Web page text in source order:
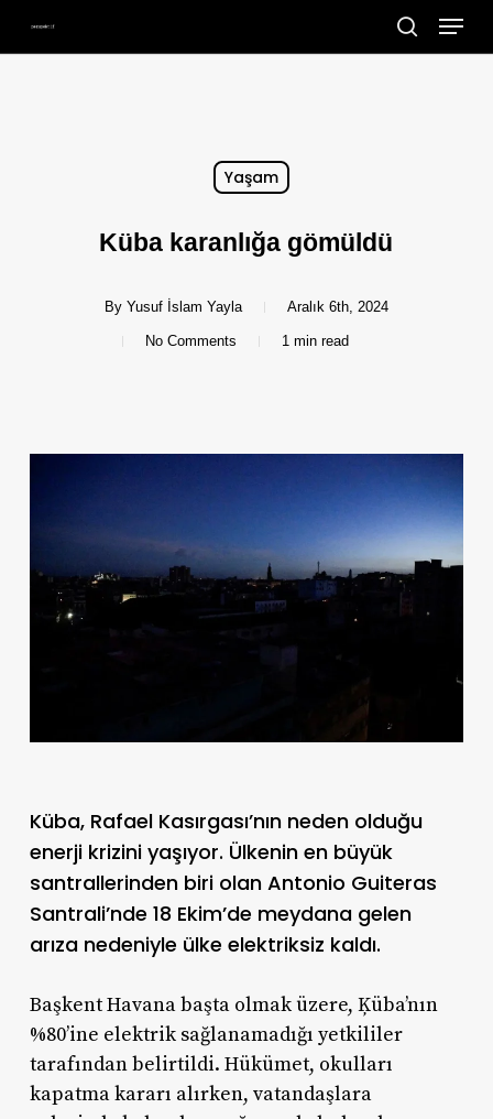
to
search
Menu
Yaşam
Küba karanlığa gömüldü
By Yusuf İslam Yayla Aralık 6th, 2024
No Comments 1 min read
Küba, Rafael Kasırgası’nın neden olduğu
enerji krizini yaşıyor. Ülkenin en büyük
santrallerinden biri olan Antonio Guiteras
Santrali’nde 18 Ekim’de meydana gelen
arıza nedeniyle ülke elektriksiz kaldı.
Başkent Havana başta olmak üzere, Ķüba’nın
%80’ine elektrik sağlanamadığı yetkililer
tarafından belirtildi. Hükümet, okulları
kapatma kararı alırken, vatandaşlara